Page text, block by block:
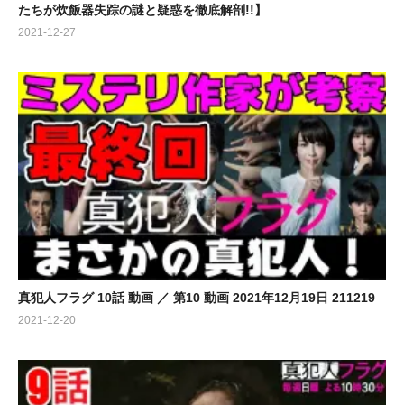
たちが炊飯器失踪の謎と疑惑を徹底解剖!!】
2021-12-27
真犯人フラグ 10話 動画 ／ 第10 動画 2021年12月19日 211219
2021-12-20